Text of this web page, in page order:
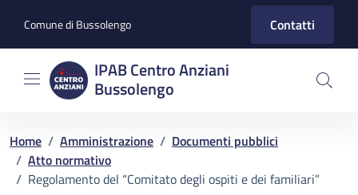
Comune di Bussolengo Contatti
IPAB Centro Anziani
Bussolengo
Home / Amministrazione / Documenti pubblici
/ Atto normativo
/ Regolamento del “Comitato degli ospiti e dei familiari”